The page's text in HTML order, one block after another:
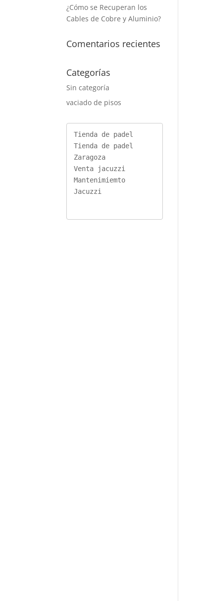
¿Cómo se Recuperan los
Cables de Cobre y Aluminio?
Comentarios recientes
Categorías
Sin categoría
vaciado de pisos
Tienda de padel
Tienda de padel
Zaragoza
Venta jacuzzi
Mantenimiemto
Jacuzzi